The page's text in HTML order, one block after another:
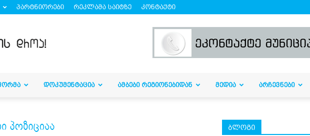
პარტნიორები რეკლამა საიტზე კონტაქტი
ᲓᲝᲙᲣᲛᲔᲜᲢᲐᲪᲘᲐ ᲐᲛᲑᲔᲑᲘ ᲠᲔᲒᲘᲝᲜᲔᲑᲘᲓᲐᲜ ᲛᲔᲓᲘᲐ ᲐᲠᲩᲔᲕᲜᲔᲑᲘ
პოზიციაა ბლოგი